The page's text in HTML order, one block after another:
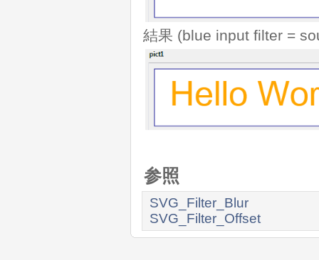
結果 (blue input filter =
参照
SVG_Filter_Blur
SVG_Filter_Offset